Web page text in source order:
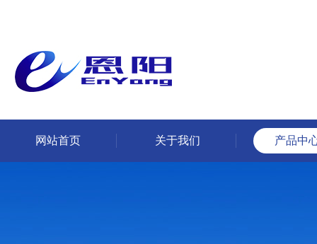
网站首页 关于我们 产品中